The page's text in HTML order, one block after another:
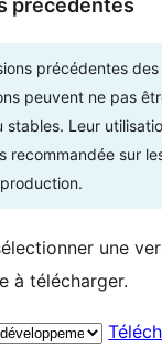
précédentes des
peuvent ne pas
stables. Leur
recommandée sur
une
à télécharger.